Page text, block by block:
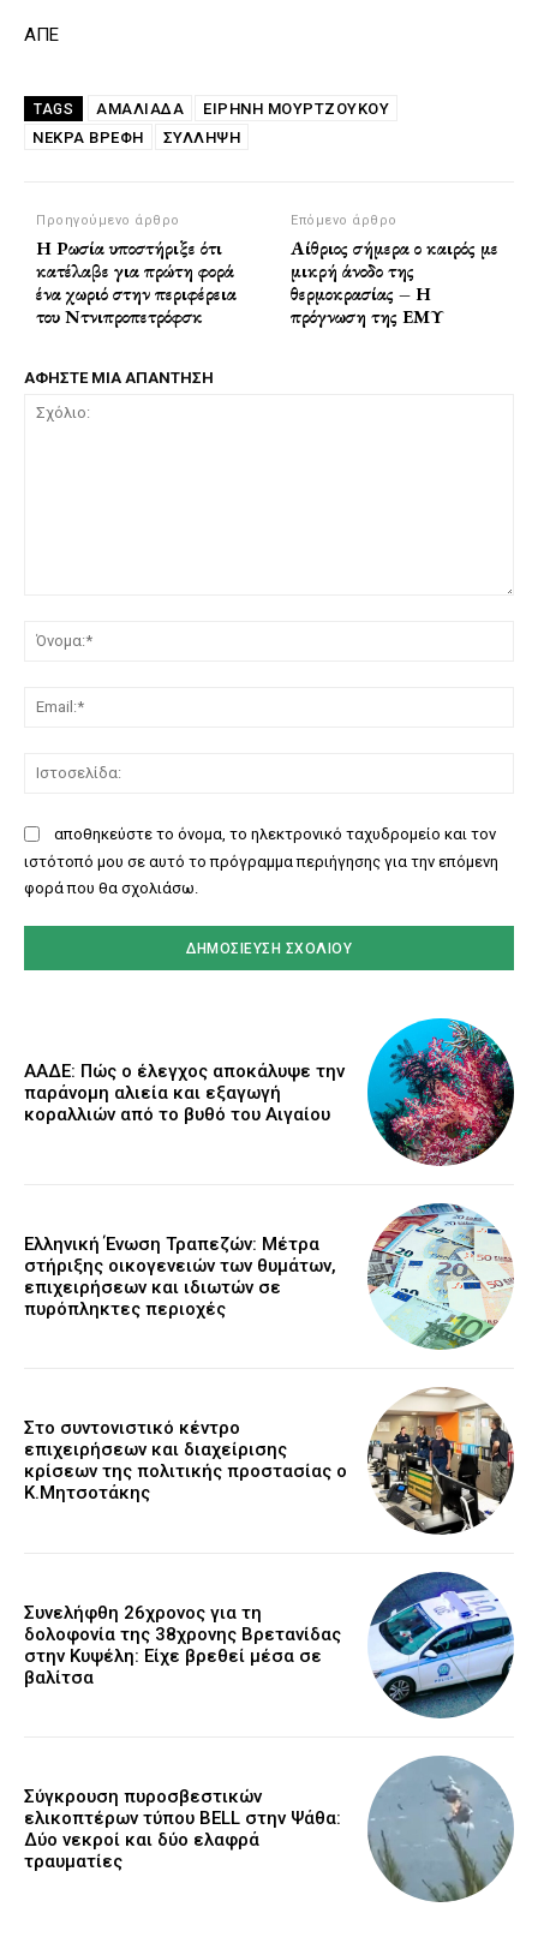
ΑΠΕ
TAGS ΑΜΑΛΙΆΔΑ
ΕΙΡΉΝΗ ΜΟΥΡΤΖΟΎΚΟΥ
ΝΕΚΡΆ ΒΡΈΦΗ
ΣΥΛΛΗΨΗ
Προηγούμενο άρθρο
Η Ρωσία υποστήριξε ότι
κατέλαβε για πρώτη φορά
ένα χωριό στην περιφέρεια
του Ντνιπροπετρόφσκ
Επόμενο άρθρο
Αίθριος σήμερα ο καιρός με
μικρή άνοδο της
θερμοκρασίας – Η
πρόγνωση της ΕΜΥ
ΑΦΗΣΤΕ ΜΙΑ ΑΠΑΝΤΗΣΗ
αποθηκεύστε το όνομα, το ηλεκτρονικό ταχυδρομείο και τον
ιστότοπό μου σε αυτό το πρόγραμμα περιήγησης για την επόμενη
φορά που θα σχολιάσω.
ΑΑΔΕ: Πώς ο έλεγχος αποκάλυψε την
παράνομη αλιεία και εξαγωγή
κοραλλιών από το βυθό του Αιγαίου
Ελληνική Ένωση Τραπεζών: Μέτρα
στήριξης οικογενειών των θυμάτων,
επιχειρήσεων και ιδιωτών σε
πυρόπληκτες περιοχές
Στο συντονιστικό κέντρο
επιχειρήσεων και διαχείρισης
κρίσεων της πολιτικής προστασίας ο
Κ.Μητσοτάκης
Συνελήφθη 26χρονος για τη
δολοφονία της 38χρονης Βρετανίδας
στην Κυψέλη: Είχε βρεθεί μέσα σε
βαλίτσα
Σύγκρουση πυροσβεστικών
ελικοπτέρων τύπου BELL στην Ψάθα:
Δύο νεκροί και δύο ελαφρά
τραυματίες